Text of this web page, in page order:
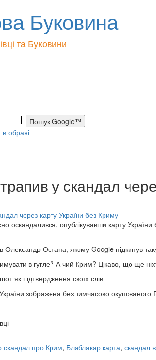
Буковина
та Буковини
обрані
у скандал
оскандалився, опублікувавши карту
Олександр Остапа, якому Google підкинув
в гугле? А чий Крим? Цікаво, що ще
як підтвердження своїх слів.
зображена без тимчасово окупованого
скандал про Крим, Блаблакар карта, скандал